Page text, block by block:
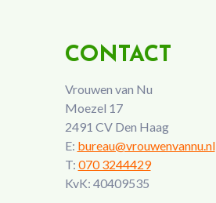
CONTACT
Vrouwen van Nu
Moezel 17
2491 CV Den Haag
E: bureau@vrouwenvannu.nl
T: 070 3244429
KvK: 40409535